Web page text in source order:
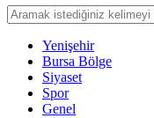
Yenişehir
Bursa Bölge
Siyaset
Spor
Genel